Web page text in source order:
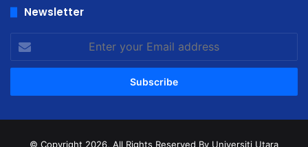
Newsletter
Enter
your
Email
© Copyright 2026, All Rights Reserved By Universiti Utara